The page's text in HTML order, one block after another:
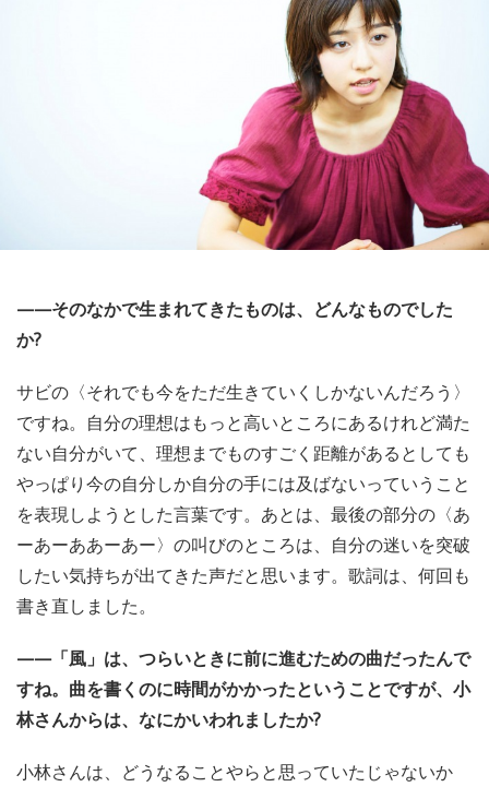
——そのなかで生まれてきたものは、どんなものでした
か?
サビの〈それでも今をただ生きていくしかないんだろう〉
ですね。自分の理想はもっと高いところにあるけれど満た
ない自分がいて、理想までものすごく距離があるとしても
やっぱり今の自分しか自分の手には及ばないっていうこと
を表現しようとした言葉です。あとは、最後の部分の〈あ
ーあーああーあー〉の叫びのところは、自分の迷いを突破
したい気持ちが出てきた声だと思います。歌詞は、何回も
書き直しました。
——「風」は、つらいときに前に進むための曲だったんで
すね。曲を書くのに時間がかかったということですが、小
林さんからは、なにかいわれましたか?
小林さんは、どうなることやらと思っていたじゃないか